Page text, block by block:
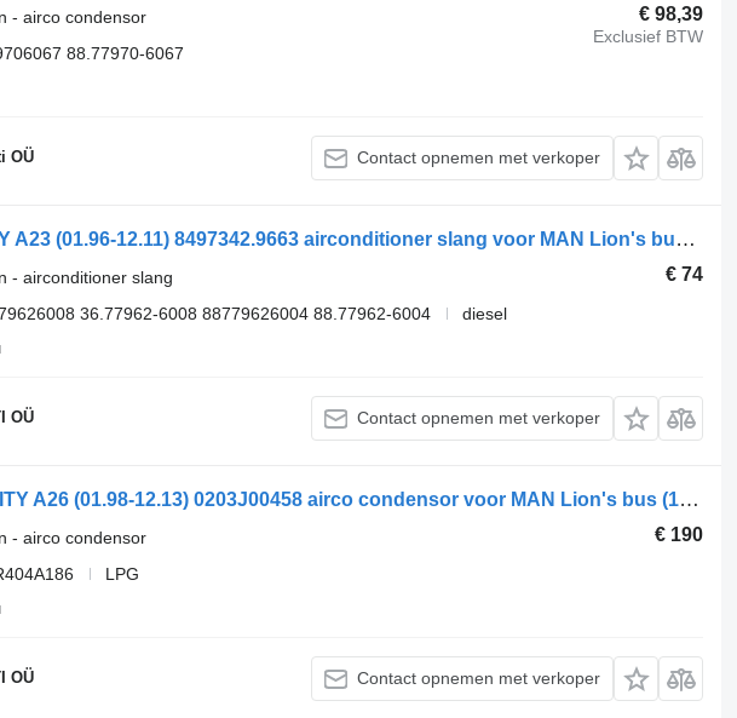
€ 98,39
Exclusief BTW
- airco condensor
88.77970-6067
OÜ Contact opnemen met verkoper
MAN LIONS CITY A23 (01.96-12.11) 8497342.9663 airconditioner slang voor MAN Lion's bus (1991-)
€ 74
- airconditioner slang
36.77962-6008 88779626004 88.77962-6004
diesel
OÜ Contact opnemen met verkoper
Carrier LIONS CITY A26 (01.98-12.13) 0203J00458 airco condensor voor MAN Lion's bus (1991-)
€ 190
- airco condensor
LPG
OÜ Contact opnemen met verkoper